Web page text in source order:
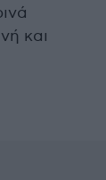
και